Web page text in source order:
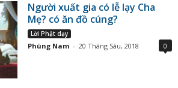
Người xuất gia có lễ lạy Cha
Mẹ? có ăn đồ cúng?
Lời Phật dạy
Phùng Nam - 20 Tháng Sáu, 2018 0